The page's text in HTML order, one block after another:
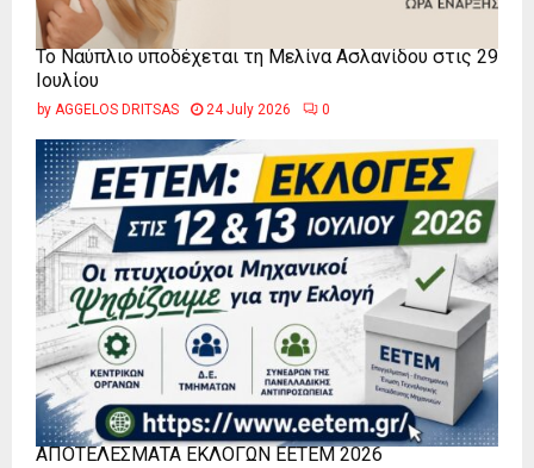
Το Ναύπλιο υποδέχεται τη Μελίνα Ασλανίδου στις 29
Ιουλίου
by AGGELOS DRITSAS 24 July 2026 0
ΑΠΟΤΕΛΕΣΜΑΤΑ ΕΚΛΟΓΩΝ ΕΕΤΕΜ 2026